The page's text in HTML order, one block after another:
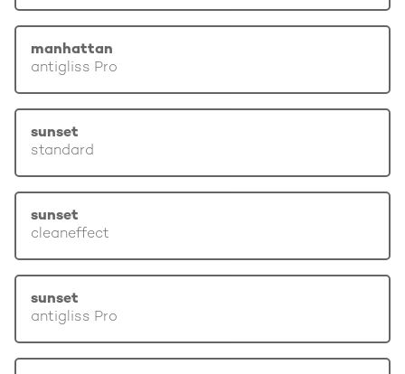
manhattan
antigliss Pro
sunset
standard
sunset
cleaneffect
sunset
antigliss Pro